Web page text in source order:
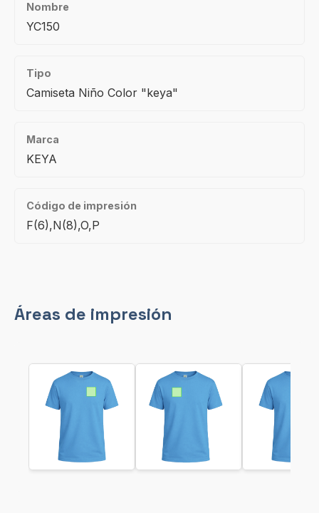
Nombre
YC150
Tipo
Camiseta Niño Color "keya"
Marca
KEYA
Código de impresión
F(6),N(8),O,P
Áreas de impresión